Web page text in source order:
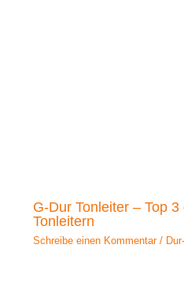
G-Dur Tonleiter – Top
Tonleitern
Schreibe einen Kommentar /